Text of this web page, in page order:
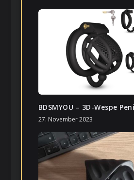
BDSMYOU – 3D-Wespe
27. November 2023